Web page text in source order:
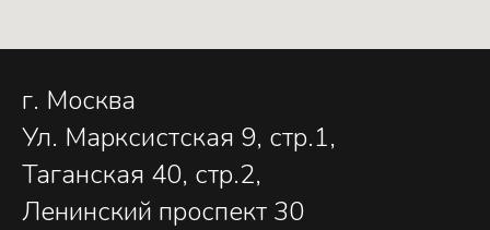
г. Москва
Ул. Марксистская 9, стр.1,
Таганская 40, стр.2,
Ленинский проспект 30